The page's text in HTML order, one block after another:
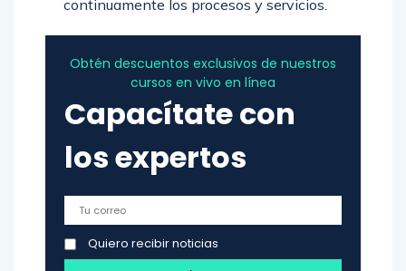
continuamente los procesos y servicios.
Obtén descuentos exclusivos de nuestros
cursos en vivo en línea
Capacítate con
los expertos
Quiero recibir noticias